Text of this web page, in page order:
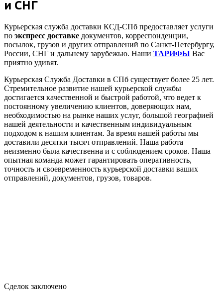
и СНГ
Курьерская служба доставки КСД-СПб предоставляет услуги
по экспресс доставке документов, корреспонденции,
посылок, грузов и других отправлений по Санкт-Петербургу,
России, СНГ и дальнему зарубежью. Наши ТАРИФЫ Вас
приятно удивят.
Курьерская Служба Доставки в СПб существует более 25 лет.
Стремительное развитие нашей курьерской службы
достигается качественной и быстрой работой, что ведет к
постоянному увеличению клиентов, доверяющих нам,
необходимостью на рынке наших услуг, большой географией
нашей деятельности и качественным индивидуальным
подходом к нашим клиентам. За время нашей работы мы
доставили десятки тысяч отправлений. Наша работа
неизменно была качественна и с соблюдением сроков. Наша
опытная команда может гарантировать оперативность,
точность и своевременность курьерской доставки ваших
отправлений, документов, грузов, товаров.
Сделок заключено